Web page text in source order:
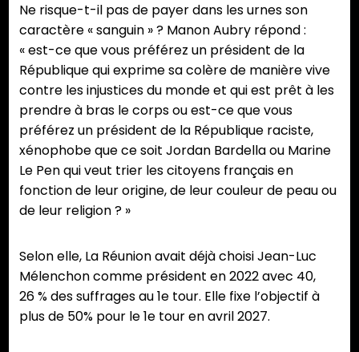
Ne risque-t-il pas de payer dans les urnes son
caractère « sanguin » ? Manon Aubry répond :
« est-ce que vous préférez un président de la
République qui exprime sa colère de manière vive
contre les injustices du monde et qui est prêt à les
prendre à bras le corps ou est-ce que vous
préférez un président de la République raciste,
xénophobe que ce soit Jordan Bardella ou Marine
Le Pen qui veut trier les citoyens français en
fonction de leur origine, de leur couleur de peau ou
de leur religion ? »
Selon elle, La Réunion avait déjà choisi Jean-Luc
Mélenchon comme président en 2022 avec 40,
26 % des suffrages au 1e tour. Elle fixe l’objectif à
plus de 50% pour le 1e tour en avril 2027.